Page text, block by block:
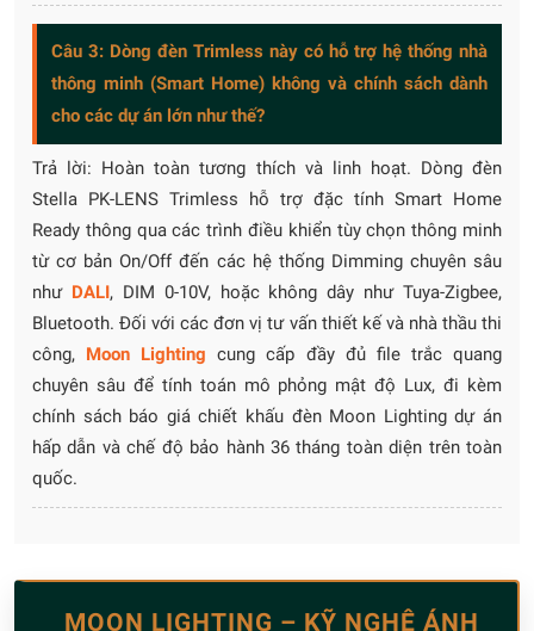
Câu 3: Dòng đèn Trimless này có hỗ trợ hệ thống nhà
thông minh (Smart Home) không và chính sách dành
cho các dự án lớn như thế?
Trả lời: Hoàn toàn tương thích và linh hoạt. Dòng đèn
Stella PK-LENS Trimless hỗ trợ đặc tính Smart Home
Ready thông qua các trình điều khiển tùy chọn thông minh
từ cơ bản On/Off đến các hệ thống Dimming chuyên sâu
như DALI, DIM 0-10V, hoặc không dây như Tuya-Zigbee,
Bluetooth. Đối với các đơn vị tư vấn thiết kế và nhà thầu thi
công, Moon Lighting cung cấp đầy đủ file trắc quang
chuyên sâu để tính toán mô phỏng mật độ Lux, đi kèm
chính sách báo giá chiết khấu đèn Moon Lighting dự án
hấp dẫn và chế độ bảo hành 36 tháng toàn diện trên toàn
quốc.
MOON LIGHTING – KỸ NGHỆ ÁNH